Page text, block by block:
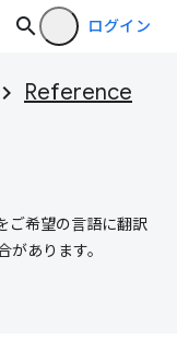
ログイン
Reference
ご希望の言語に翻訳
あります。